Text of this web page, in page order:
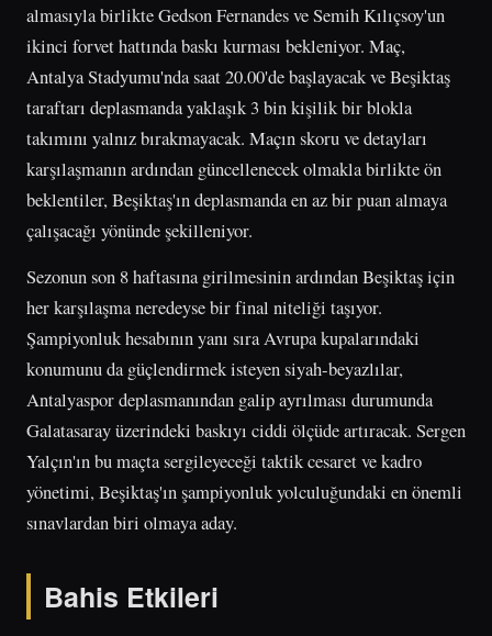
almasıyla birlikte Gedson Fernandes ve Semih Kılıçsoy'un
ikinci forvet hattında baskı kurması bekleniyor. Maç,
Antalya Stadyumu'nda saat 20.00'de başlayacak ve Beşiktaş
taraftarı deplasmanda yaklaşık 3 bin kişilik bir blokla
takımını yalnız bırakmayacak. Maçın skoru ve detayları
karşılaşmanın ardından güncellenecek olmakla birlikte ön
beklentiler, Beşiktaş'ın deplasmanda en az bir puan almaya
çalışacağı yönünde şekilleniyor.
Sezonun son 8 haftasına girilmesinin ardından Beşiktaş için
her karşılaşma neredeyse bir final niteliği taşıyor.
Şampiyonluk hesabının yanı sıra Avrupa kupalarındaki
konumunu da güçlendirmek isteyen siyah-beyazlılar,
Antalyaspor deplasmanından galip ayrılması durumunda
Galatasaray üzerindeki baskıyı ciddi ölçüde artıracak. Sergen
Yalçın'ın bu maçta sergileyeceği taktik cesaret ve kadro
yönetimi, Beşiktaş'ın şampiyonluk yolculuğundaki en önemli
sınavlardan biri olmaya aday.
Bahis Etkileri